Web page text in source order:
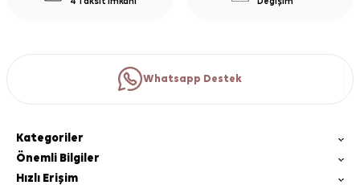
Whatsapp Destek
Kategoriler
Önemli Bilgiler
Hızlı Erişim